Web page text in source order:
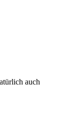
auch